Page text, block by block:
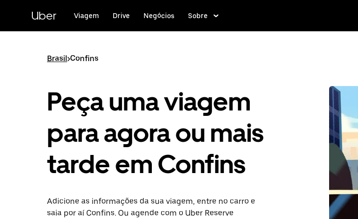
conteúdo
Uber Viagem Drive Negócios Sobre
Brasil>Confins
Peça uma viagem
para agora ou mais
tarde em Confins
Adicione as informações da sua viagem, entre no carro e
saia por aí Confins. Ou agende com o Uber Reserve